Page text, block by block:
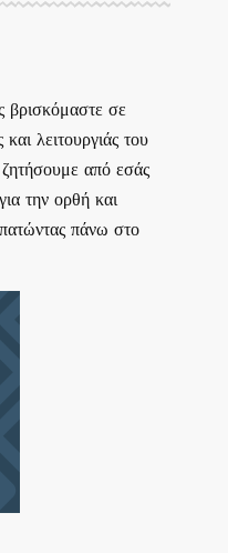
βρισκόμαστε σε
λειτουργιάς του
από εσάς
την ορθή και
πάνω στο